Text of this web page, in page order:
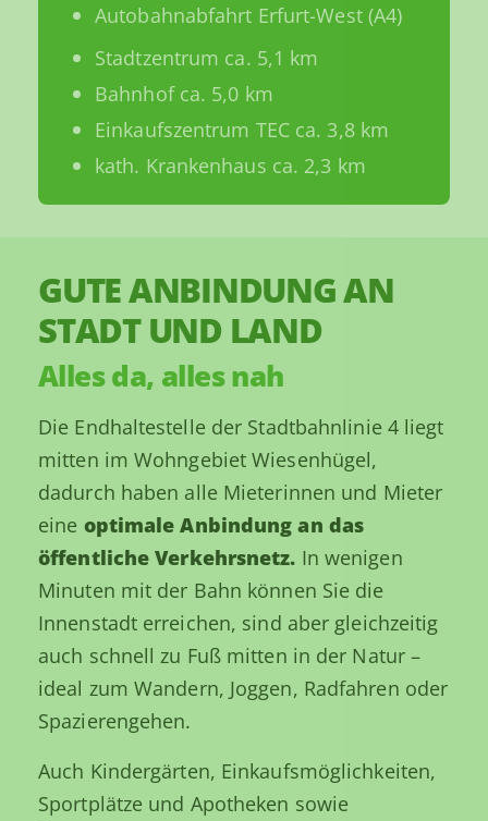
Autobahnabfahrt Erfurt-West (A4)
Stadtzentrum ca. 5,1 km
Bahnhof ca. 5,0 km
Einkaufszentrum TEC ca. 3,8 km
kath. Krankenhaus ca. 2,3 km
GUTE ANBINDUNG AN
STADT UND LAND
Alles da, alles nah
Die Endhaltestelle der Stadtbahnlinie 4 liegt
mitten im Wohngebiet Wiesenhügel,
dadurch haben alle Mieterinnen und Mieter
eine optimale Anbindung an das
öffentliche Verkehrsnetz. In wenigen
Minuten mit der Bahn können Sie die
Innenstadt erreichen, sind aber gleichzeitig
auch schnell zu Fuß mitten in der Natur –
ideal zum Wandern, Joggen, Radfahren oder
Spazierengehen.
Auch Kindergärten, Einkaufsmöglichkeiten,
Sportplätze und Apotheken sowie